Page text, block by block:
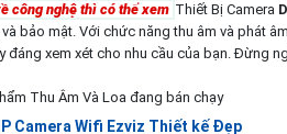
công nghệ thì có thể xem Thiết Bị Camera
bảo mật. Với chức năng thu âm và phát
đáng xem xét cho nhu cầu của bạn. Đừng
Thu Âm Và Loa đang bán chạy
Camera Wifi Ezviz Thiết kế Đẹp